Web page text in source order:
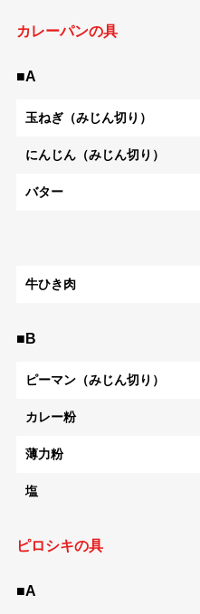
カレーパンの具
■A
玉ねぎ（みじん切り）
にんじん（みじん切り）
バター
牛ひき肉
■B
ピーマン（みじん切り）
カレー粉
薄力粉
塩
ピロシキの具
■A